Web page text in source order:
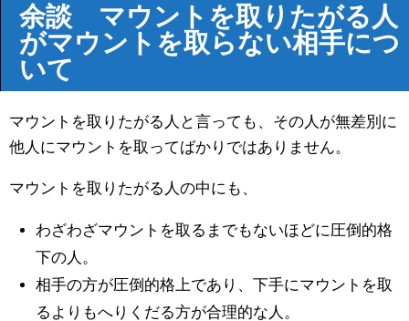
余談 マウントを取りたがる人
がマウントを取らない相手につ
いて
マウントを取りたがる人と言っても、その人が無差別に
他人にマウントを取ってばかりではありません。
マウントを取りたがる人の中にも、
わざわざマウントを取るまでもないほどに圧倒的格
下の人。
相手の方が圧倒的格上であり、下手にマウントを取
るよりもへりくだる方が合理的な人。